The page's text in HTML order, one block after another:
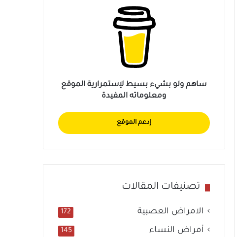
ساهم ولو بشيء بسيط لإستمرارية الموقع
ومعلوماته المفيدة
إدعم الموقع
تصنيفات المقالات
الامراض العصبية 172
أمراض النساء 145